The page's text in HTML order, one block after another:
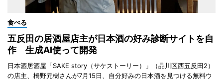
食べる
五反田の居酒屋店主が日本酒の好み診断サイトを自
作 生成AI使って開発
日本酒居酒屋「SAKE story（サケストーリー）」（品川区西五反田2）
の店主、橋野元樹さんが7月15日、自分好みの日本酒を見つける無料ウ